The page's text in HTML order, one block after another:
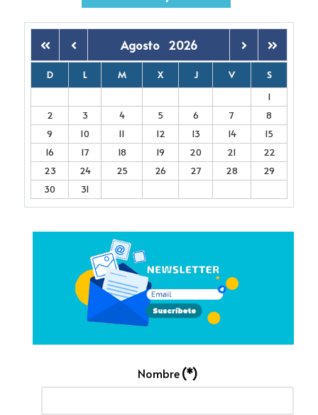
Agosto 2026
D L M X J V
S
1
2
3 4 5 6 7
8
9
10 11 12 13 14
15
16
17 18 19 20 21
22
23
24 25 26 27 28
29
30
31
Nombre(*)